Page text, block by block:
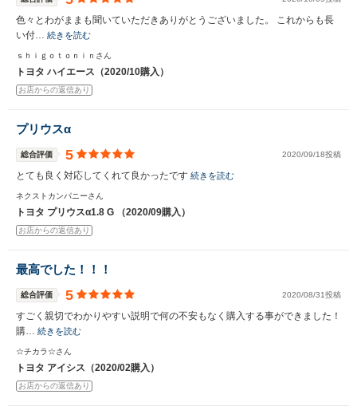
色々とわがままも聞いていただきありがとうございました。 これからも長
い付… 続きを読む
ｓｈｉｇｏｔｏｎｉｎさん
トヨタ ハイエース（2020/10購入）
お店からの返信あり
プリウスα
総合評価 5 2020/09/18投稿
とても良く対応してくれて良かったです 続きを読む
ネクストカンパニーさん
トヨタ プリウスα1.8 G （2020/09購入）
お店からの返信あり
最高でした！！！
総合評価 5 2020/08/31投稿
すごく親切でわかりやすい説明で何の不安もなく購入する事ができました！
購… 続きを読む
☆チカラ☆さん
トヨタ アイシス（2020/02購入）
お店からの返信あり